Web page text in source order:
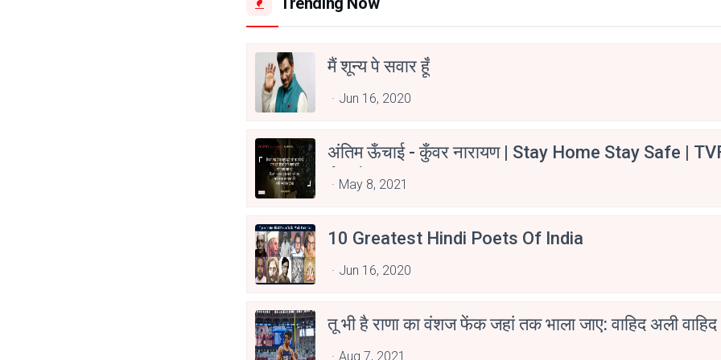
मैं शून्य पे सवार हूँ
Jun 16, 2020
अंतिम ऊँचाई - कुँवर नारायण | Stay Home Stay Safe |
Aspirants
May 8, 2021
10 Greatest Hindi Poets Of India
Jun 16, 2020
तू भी है राणा का वंशज फेंक जहां तक भाला जाए: वाहिद अली वाहिद
Aug 7, 2021